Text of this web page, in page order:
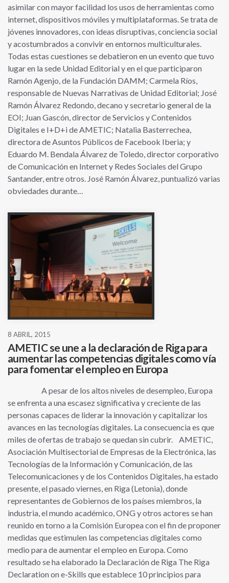
asimilar con mayor facilidad los usos de herramientas como
internet, dispositivos móviles y multiplataformas. Se trata de
jóvenes innovadores, con ideas disruptivas, conciencia social
y acostumbrados a convivir en entornos multiculturales.
Todas estas cuestiones se debatieron en un evento que tuvo
lugar en la sede Unidad Editorial y en el que participaron
Ramón Agenjo, de la Fundación DAMM; Carmela Ríos,
responsable de Nuevas Narrativas de Unidad Editorial; José
Ramón Álvarez Redondo, decano y secretario general de la
EOI; Juan Gascón, director de Servicios y Contenidos
Digitales e I+D+i de AMETIC; Natalia Basterrechea,
directora de Asuntos Públicos de Facebook Iberia; y
Eduardo M. Bendala Álvarez de Toledo, director corporativo
de Comunicación en Internet y Redes Sociales del Grupo
Santander, entre otros. José Ramón Álvarez, puntualizó varias
obviedades durante…
8 ABRIL, 2015
AMETIC se une a la declaración de Riga para
aumentar las competencias digitales como vía
para fomentar el empleo en Europa
A pesar de los altos niveles de desempleo, Europa
se enfrenta a una escasez significativa y creciente de las
personas capaces de liderar la innovación y capitalizar los
avances en las tecnologías digitales. La consecuencia es que
miles de ofertas de trabajo se quedan sin cubrir. AMETIC,
Asociación Multisectorial de Empresas de la Electrónica, las
Tecnologías de la Información y Comunicación, de las
Telecomunicaciones y de los Contenidos Digitales, ha estado
presente, el pasado viernes, en Riga (Letonia), donde
representantes de Gobiernos de los países miembros, la
industria, el mundo académico, ONG y otros actores se han
reunido en torno a la Comisión Europea con el fin de proponer
medidas que estimulen las competencias digitales como
medio para de aumentar el empleo en Europa. Como
resultado se ha elaborado la Declaración de Riga The Riga
Declaration on e-Skills que establece 10 principios para